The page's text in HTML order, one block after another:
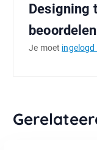
Designing
beoordelen
Je moet ingelogd